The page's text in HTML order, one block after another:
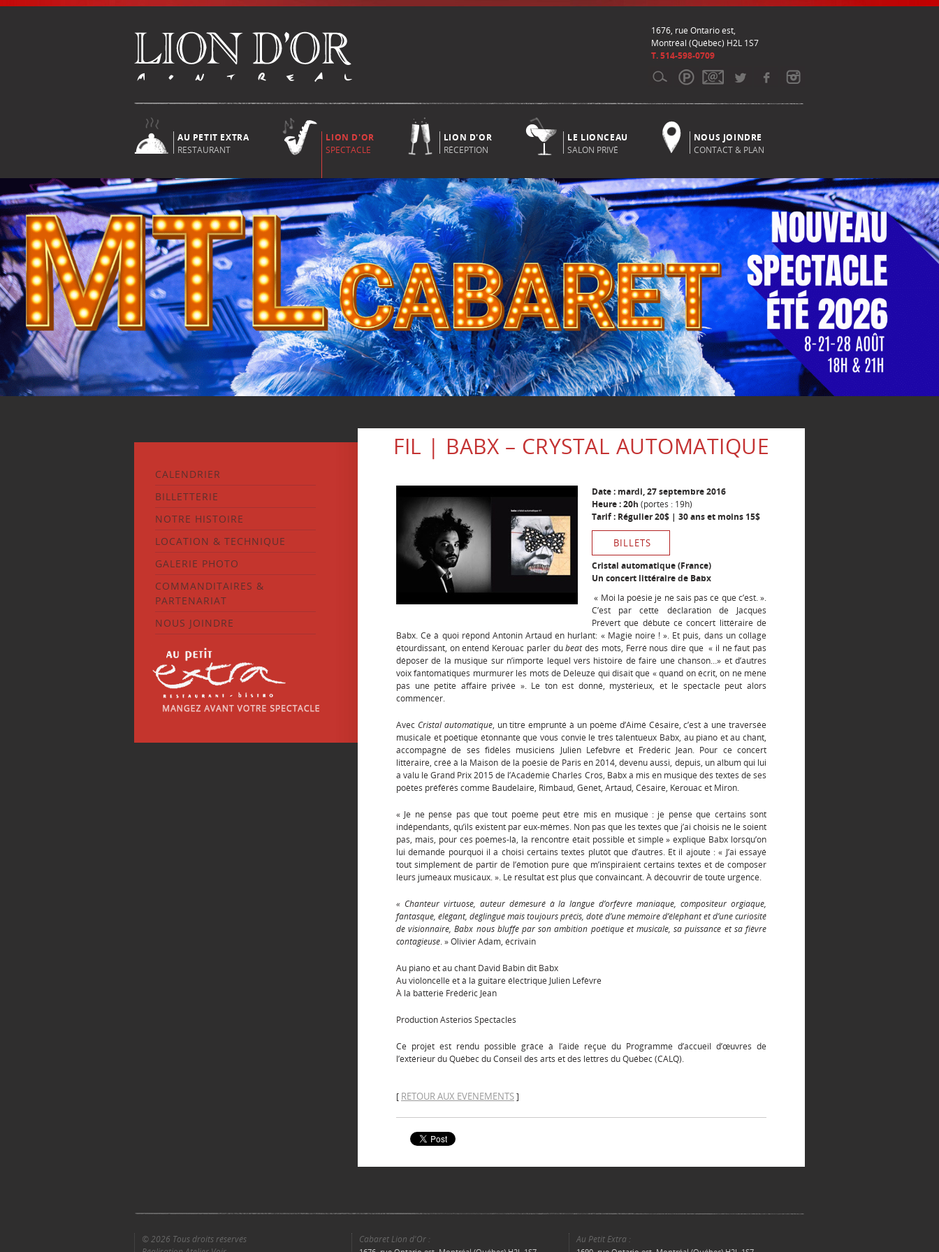
1676, rue Ontario est,
Montréal (Québec) H2L 1S7
T. 514-598-0709
AU PETIT EXTRA
RESTAURANT
LION D'OR
SPECTACLE
LION D'OR
RÉCEPTION
LE LIONCEAU
SALON PRIVÉ
NOUS JOINDRE
CONTACT & PLAN
CALENDRIER
BILLETTERIE
NOTRE HISTOIRE
LOCATION & TECHNIQUE
GALERIE PHOTO
COMMANDITAIRES &
PARTENARIAT
NOUS JOINDRE
FIL | BABX – CRYSTAL AUTOMATIQUE
Date : mardi, 27 septembre 2016
Heure : 20h (portes : 19h)
Tarif : Régulier 20$ | 30 ans et moins 15$
BILLETS
Cristal automatique(France)
Un concert littéraire de Babx
« Moi la poésie je ne sais pas ce que c’est. ».
C’est par cette déclaration de Jacques
Prévert que débute ce concert littéraire de
Babx. Ce à quoi répond Antonin Artaud en hurlant: « Magie noire ! ». Et puis, dans un collage
étourdissant, on entend Kerouac parler dubeatdes mots, Ferré nous dire que « il ne faut pas
déposer de la musique sur n’importe lequel vers histoire de faire une chanson…» et d’autres
voix fantomatiques murmurer les mots de Deleuze qui disait que « quand on écrit, on ne mène
pas une petite affaire privée ». Le ton est donné, mystérieux, et le spectacle peut alors
commencer.
Avec Cristal automatique, un titre emprunté à un poème d’Aimé Césaire, c’est à une traversée
musicale et poétique étonnante que vous convie le très talentueux Babx, au piano et au chant,
accompagné de ses fidèles musiciens Julien Lefebvre et Frédéric Jean. Pour ce concert
littéraire, créé à la Maison de la poésie de Paris en 2014, devenu aussi, depuis, un album qui lui
a valu le Grand Prix 2015 de l’Académie Charles Cros, Babx a mis en musique des textes de ses
poètes préférés comme Baudelaire, Rimbaud, Genet, Artaud, Césaire, Kerouac et Miron.
« Je ne pense pas que tout poème peut être mis en musique : je pense que certains sont
indépendants, qu’ils existent par eux-mêmes. Non pas que les textes que j’ai choisis ne le soient
pas, mais, pour ces poèmes-là, la rencontre était possible et simple » explique Babx lorsqu’on
lui demande pourquoi il a choisi certains textes plutôt que d’autres. Et il ajoute : « J’ai essayé
tout simplement de partir de l’émotion pure que m’inspiraient certains textes et de composer
leurs jumeaux musicaux. ». Le résultat est plus que convaincant. À découvrir de toute urgence.
« Chanteur virtuose, auteur démesuré à la langue d’orfèvre maniaque, compositeur orgiaque,
fantasque, élégant, déglingué mais toujours précis, doté d’une mémoire d’éléphant et d’une curiosité
de visionnaire, Babx nous bluffe par son ambition poétique et musicale, sa puissance et sa fièvre
contagieuse. » Olivier Adam, écrivain
Au piano et au chant David Babin dit Babx
Au violoncelle et à la guitare électrique Julien Lefèvre
À la batterie Frédéric Jean
Production Asterios Spectacles
Ce projet est rendu possible grâce à l’aide reçue du Programme d’accueil d’œuvres de
l’extérieur du Québec du Conseil des arts et des lettres du Québec (CALQ).
[ RETOUR AUX EVENEMENTS]
© 2026 Tous droits réservés
Cabaret Lion d'Or : Au Petit Extra :